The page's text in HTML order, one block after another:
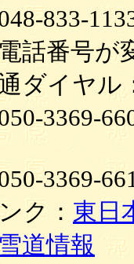
833-
話番号が
ダイヤル
3369-
3369-
ク： 東日
道情報